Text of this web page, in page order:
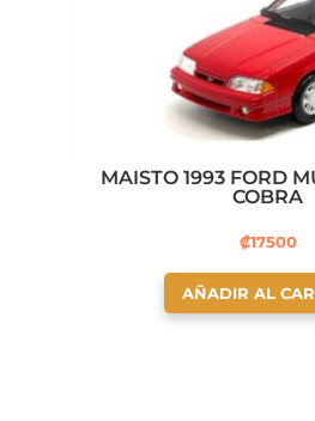
MAISTO 1993 FORD
COBRA
₡17500
AÑADIR AL